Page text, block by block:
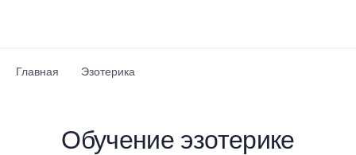
Главная Эзотерика
Обучение эзотерике